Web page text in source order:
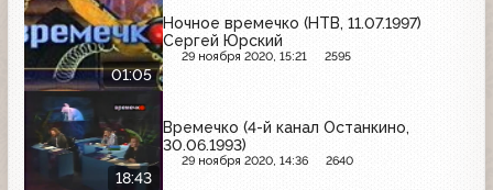
01:05
Ночное времечко (НТВ, 11.07.1997)
Сергей Юрский
29 ноября 2020, 15:21 2595
18:43
Времечко (4-й канал Останкино,
30.06.1993)
29 ноября 2020, 14:36 2640